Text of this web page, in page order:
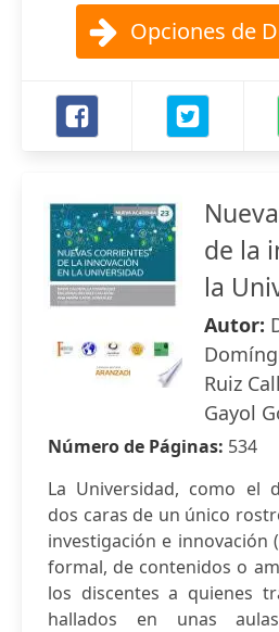
Opciones de
de la
la
Autor:
Ruiz
Gayol
Número de Páginas: 534
La Universidad, como el
dos caras de un único
investigación e innovación
formal, de contenidos o
los discentes a quienes
hallados en unas